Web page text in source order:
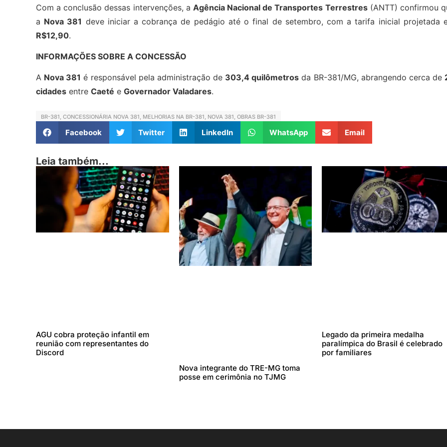
Com a conclusão dessas intervenções, a Agência Nacional de Transportes Terrestres(ANTT) confirmou
a Nova 381 deve iniciar a cobrança de pedágio até o final de setembro, com a tarifa inicial projetada
R$12,90.
INFORMAÇÕES SOBRE A CONCESSÃO
A Nova 381 é responsável pela administração de 303,4 quilômetros da BR-381/MG, abrangendo cerca de
cidades entre Caeté e Governador Valadares.
BR-381, CONCESSIONÁRIA NOVA 381, MELHORIAS NA BR-381, NOVA 381, OBRAS BR-381
Facebook Twitter LinkedIn WhatsApp Email
Leia também...
AGU cobra proteção infantil em
reunião com representantes do
Discord
Nova integrante do TRE-MG toma
posse em cerimônia no TJMG
Legado da primeira medalha
paralímpica do Brasil é celebrado
por familiares